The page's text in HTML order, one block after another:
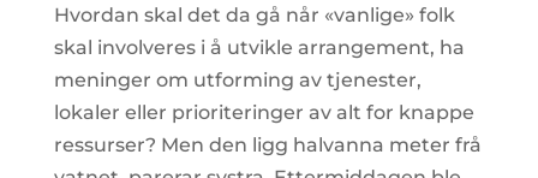
Hvordan skal det da gå når «vanlige» folk
skal involveres i å utvikle arrangement, ha
meninger om utforming av tjenester,
lokaler eller prioriteringer av alt for knappe
ressurser? Men den ligg halvanna meter frå